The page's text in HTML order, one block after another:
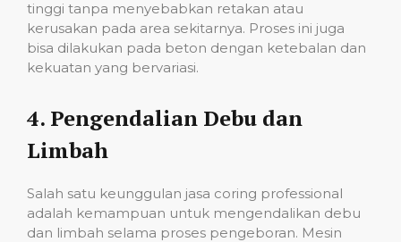
tinggi tanpa menyebabkan retakan atau
kerusakan pada area sekitarnya. Proses ini juga
bisa dilakukan pada beton dengan ketebalan dan
kekuatan yang bervariasi.
4. Pengendalian Debu dan
Limbah
Salah satu keunggulan jasa coring professional
adalah kemampuan untuk mengendalikan debu
dan limbah selama proses pengeboran. Mesin